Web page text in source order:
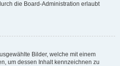
die Board-Administration erlaubt
Bilder, welche mit einem
um dessen Inhalt kennzeichnen zu